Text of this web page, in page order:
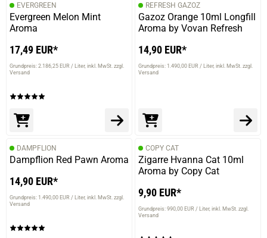
EVERGREEN
Evergreen Melon Mint
Aroma
17,49 EUR*
Grundpreis: 2.186,25 EUR / Liter inkl. MwSt. zzgl.
Versand
REFRESH GAZOZ
Gazoz Orange 10ml Longfill
Aroma by Vovan Refresh
14,90 EUR*
Grundpreis: 1.490,00 EUR / Liter inkl. MwSt. zzgl.
Versand
DAMPFLION
Dampflion Red Pawn Aroma
14,90 EUR*
Grundpreis: 1.490,00 EUR / Liter inkl. MwSt. zzgl.
Versand
COPY CAT
Zigarre Hvanna Cat 10ml
Aroma by Copy Cat
9,90 EUR*
Grundpreis: 990,00 EUR / Liter inkl. MwSt. zzgl.
Versand